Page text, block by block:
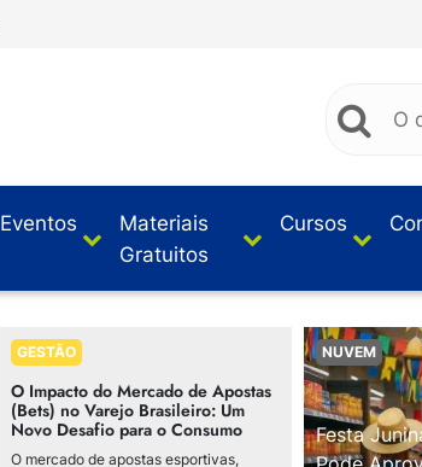
Eventos
Materiais
Gratuitos
Cursos
GESTÃO
O Impacto do Mercado de Apostas
(Bets) no Varejo Brasileiro: Um
Novo Desafio para o Consumo
O mercado de apostas esportivas,
NUVEM
Festa